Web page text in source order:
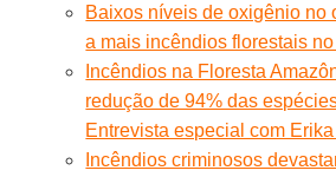
Baixos níveis de oxigênio no
a mais incêndios florestais
Incêndios na Floresta
redução de 94% das
Entrevista especial com
Incêndios criminosos